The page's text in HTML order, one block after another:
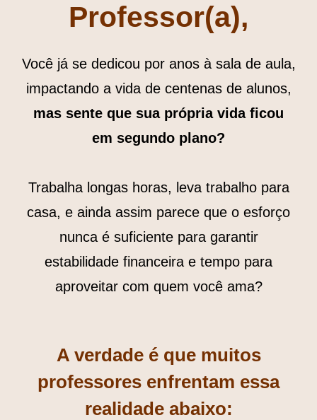
Professor(a),
Você já se dedicou por anos à sala de aula,
impactando a vida de centenas de alunos,
mas sente que sua própria vida ficou
em segundo plano?
Trabalha longas horas, leva trabalho para
casa, e ainda assim parece que o esforço
nunca é suficiente para garantir
estabilidade financeira e tempo para
aproveitar com quem você ama?
A verdade é que muitos
professores enfrentam essa
realidade abaixo: